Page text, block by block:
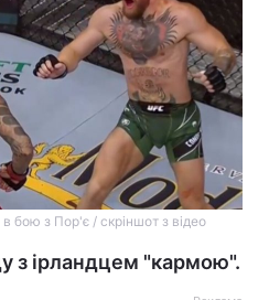
бою з Пор'є / скріншот з відео
з ірландцем "кармою".